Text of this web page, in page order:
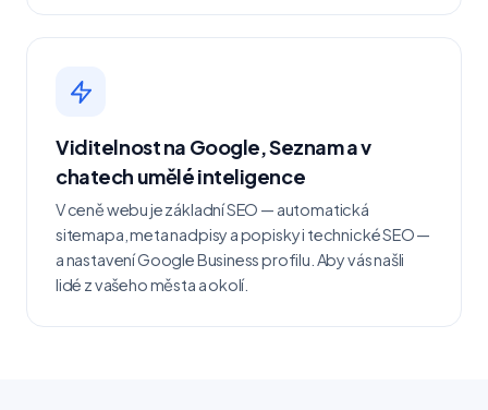
Viditelnost na Google, Seznam a v
chatech umělé inteligence
V ceně webu je základní SEO — automatická
sitemapa, meta nadpisy a popisky i technické SEO —
a nastavení Google Business profilu. Aby vás našli
lidé z vašeho města a okolí.